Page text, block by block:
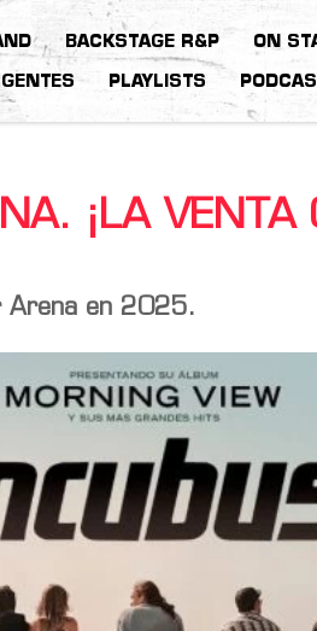
BACKSTAGE R&P ON
PLAYLISTS
¡LA VENTA
Arena en 2025.